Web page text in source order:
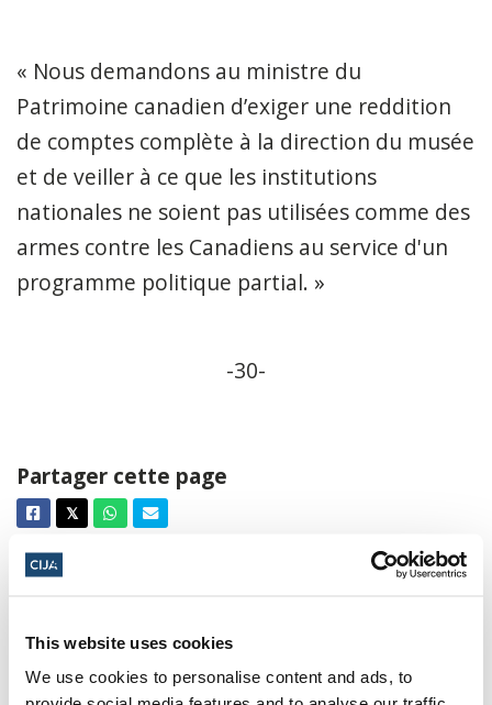
This website uses cookies
We use cookies to personalise content and ads, to
« Nous demandons au ministre du
Patrimoine canadien d’exiger une reddition
de comptes complète à la direction du musée
et de veiller à ce que les institutions
nationales ne soient pas utilisées comme des
armes contre les Canadiens au service d'un
programme politique partial. »
-30-
Partager cette page
Facebook
𝕏TwitterWhatsappCourriel
Communiqués de presse,
le plus récent,